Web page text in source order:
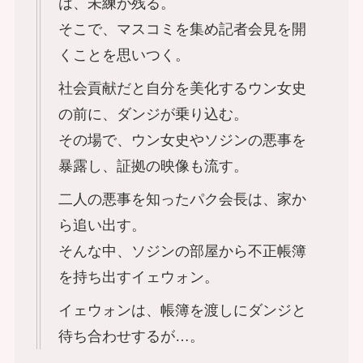
は、未練が残る。
そこで、マスコミを集め記者会見を開
くことを思いつく。
社会貢献だと自分を美化するウン女史
の前に、ダンジが乗り込む。
その場で、ウン女史やソジンの悪事を
暴露し、証拠の映像も流す。
二人の悪事を知ったパク会長は、家か
ら追い出す。
そんな中、ソジンの部屋から不正帳簿
を持ち出すイェウォン。
イェウォンは、帳簿を渡しにダンジと
待ち合わせするが…。